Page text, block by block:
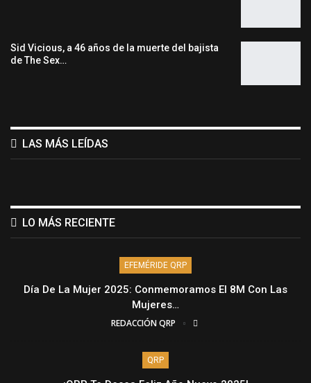
Sid Vicious, a 46 años de la muerte del bajista
de The Sex…
LAS MÁS LEÍDAS
LO MÁS RECIENTE
EFEMÉRIDE QRP
Día De La Mujer 2025: Conmemoramos El 8M Con Las
Mujeres…
REDACCIÓN QRP
QRP